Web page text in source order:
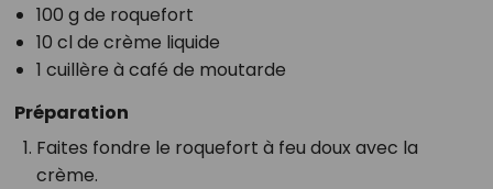
100 g de roquefort
10 cl de crème liquide
1 cuillère à café de moutarde
Préparation
Faites fondre le roquefort à feu doux avec la
crème.